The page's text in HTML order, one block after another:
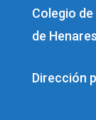
Colegio
de
Dirección